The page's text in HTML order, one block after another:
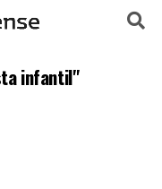
infantil"